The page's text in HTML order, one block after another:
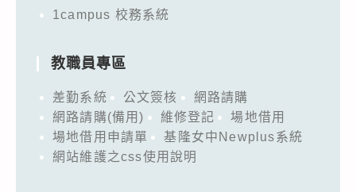
1campus 校務系統
教職員專區
差勤系統 公文簽核
網路請購
網路請購(備用)
維修登記
場地借用
場地借用申請單
基隆女中Newplus系統
網站維護之css使用說明